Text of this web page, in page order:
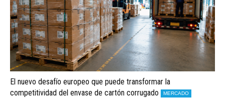
El nuevo desafío europeo que puede transformar la
competitividad del envase de cartón corrugado
MERCADO